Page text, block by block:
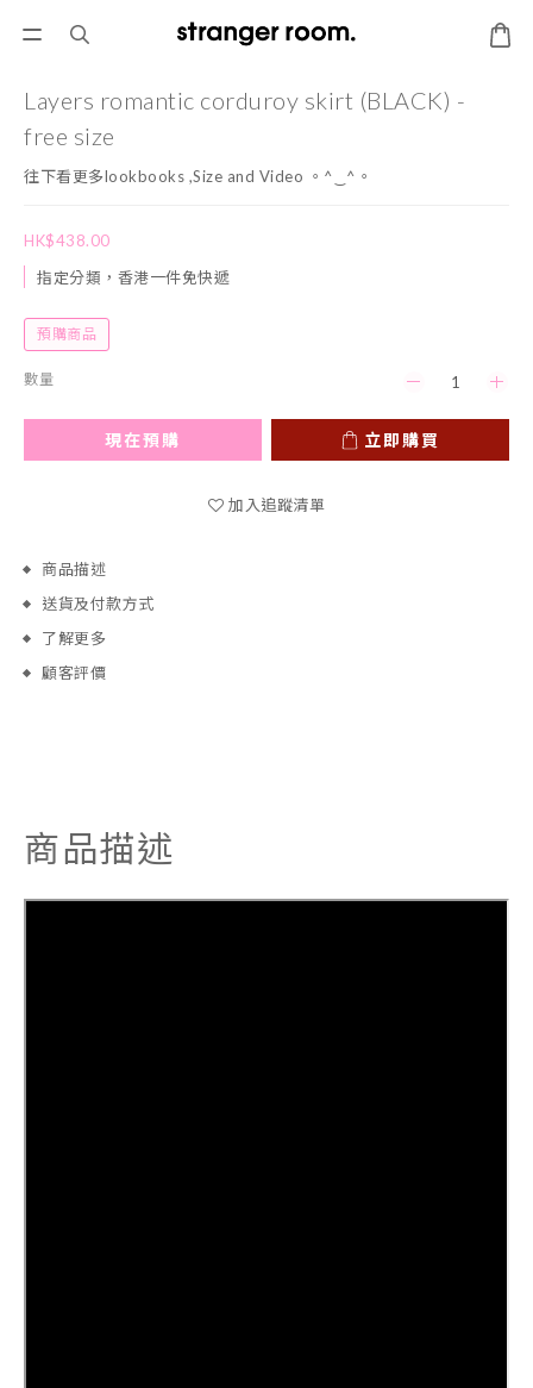
Layers romantic corduroy skirt (BLACK) -
free size
往下看更多lookbooks ,Size and Video 。^‿^。
HK$438.00
指定分類，香港一件免快遞
預購商品
數量
現在預購 立即購買
加入追蹤清單
商品描述
送貨及付款方式
了解更多
顧客評價
商品描述